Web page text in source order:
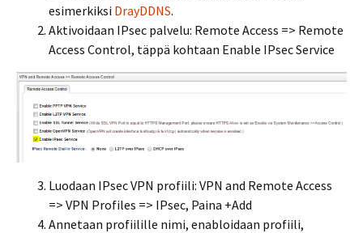
esimerkiksi DrayDDNS.
Aktivoidaan IPsec palvelu: Remote Access => Remote
Access Control, täppä kohtaan Enable IPsec Service
Luodaan IPsec VPN profiili: VPN and Remote Access
=> VPN Profiles => IPsec, Paina +Add
Annetaan profiilille nimi, enabloidaan profiili,